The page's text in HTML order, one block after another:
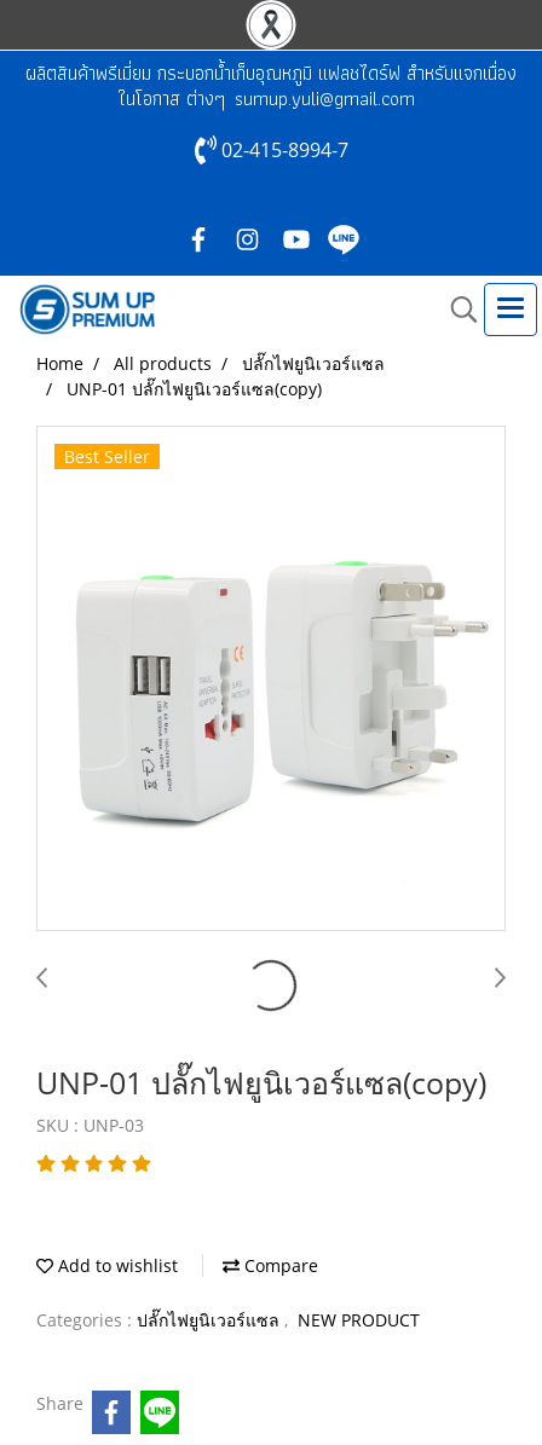
ผลิตสินค้าพรีเมี่ยม กระบอกน้ำเก็บอุณหภูมิ แฟลชไดร์ฟ สำหรับแจกเนื่อง
ในโอกาส ต่างๆ sumup.yuli@gmail.com
02-415-8994-7
Home All products
ปลั๊กไฟยูนิเวอร์แซล
UNP-01 ปลั๊กไฟยูนิเวอร์แซล(copy)
Best Seller
UNP-01 ปลั๊กไฟยูนิเวอร์แซล(copy)
SKU : UNP-03
Add to wishlist Compare
Categories : ปลั๊กไฟยูนิเวอร์แซล , NEW PRODUCT
Share